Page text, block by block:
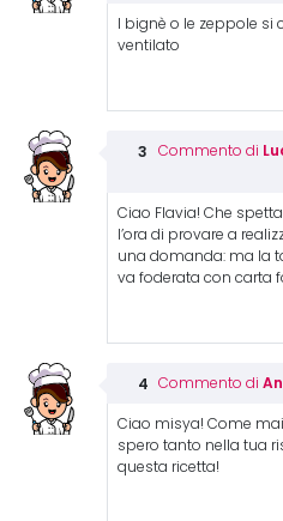
I bignè o le zeppole si
ventilato
Commento di
Ciao Flavia! Che
l’ora di provare a
una domanda: ma la
va foderata con carta
Commento di
Ciao misya! Come
spero tanto nella tua
questa ricetta!